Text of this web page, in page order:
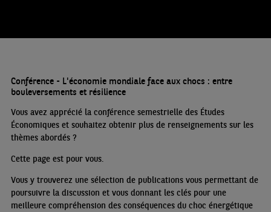
Conférence - L'économie mondiale face aux chocs : entre
bouleversements et résilience
Vous avez apprécié la conférence semestrielle des Études
Économiques et souhaitez obtenir plus de renseignements sur les
thèmes abordés?
Cette page est pour vous.
Vous y trouverez une sélection de publications vous permettant de
poursuivre la discussion et vous donnant les clés pour une
meilleure compréhension des conséquences du choc énergétique